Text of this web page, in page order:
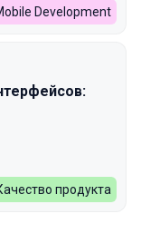
Development
продукта